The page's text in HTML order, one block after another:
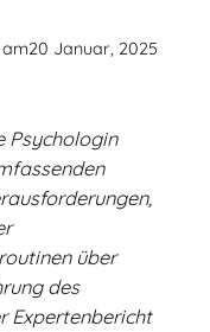
20 Januar, 2025
Psychologin
über
des
Expertenbericht